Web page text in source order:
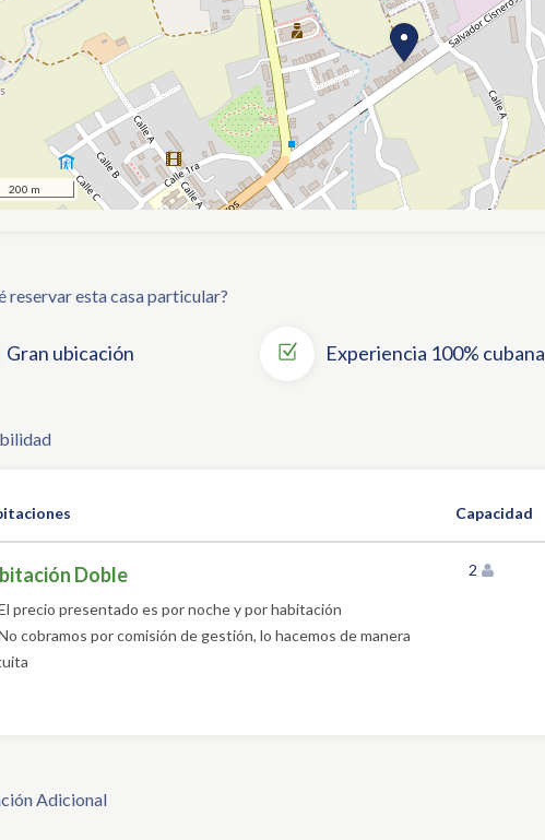
200 m
reservar esta casa particular?
Gran ubicación Experiencia 100% cubana
Capacidad
Doble
precio presentado es por noche y por habitación
cobramos por comisión de gestión, lo hacemos de manera
2
Adicional